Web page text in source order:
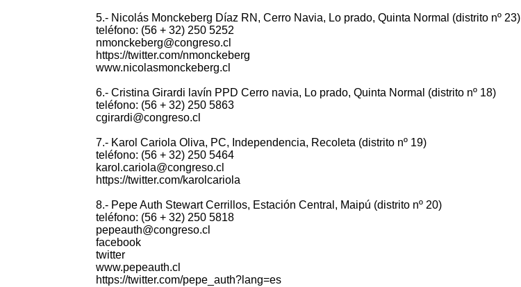
5.- Nicolás Monckeberg Díaz RN, Cerro Navia, Lo prado, Quinta Normal (distrito nº 23)
teléfono: (56 + 32) 250 5252
nmonckeberg@congreso.cl
https://twitter.com/nmonckeberg
www.nicolasmonckeberg.cl
6.- Cristina Girardi lavín PPD Cerro navia, Lo prado, Quinta Normal (distrito nº 18)
teléfono: (56 + 32) 250 5863
cgirardi@congreso.cl
7.- Karol Cariola Oliva, PC, Independencia, Recoleta (distrito nº 19)
teléfono: (56 + 32) 250 5464
karol.cariola@congreso.cl
https://twitter.com/karolcariola
8.- Pepe Auth Stewart Cerrillos, Estación Central, Maipú (distrito nº 20)
teléfono: (56 + 32) 250 5818
pepeauth@congreso.cl
facebook
twitter
www.pepeauth.cl
https://twitter.com/pepe_auth?lang=es